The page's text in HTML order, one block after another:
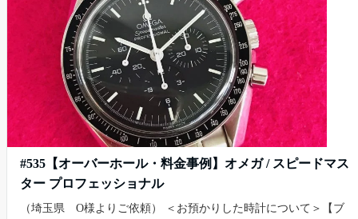
#535【オーバーホール・料金事例】オメガ / スピードマス
ター プロフェッショナル
（埼玉県 O様よりご依頼） ＜お預かりした時計について＞【ブ